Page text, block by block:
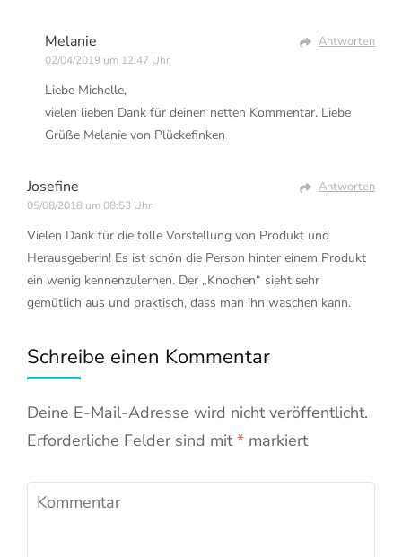
Melanie
02/04/2019 um 12:47 Uhr
Antworten
Liebe Michelle,
vielen lieben Dank für deinen netten Kommentar. Liebe
Grüße Melanie von Plückefinken
Josefine
05/08/2018 um 08:53 Uhr
Antworten
Vielen Dank für die tolle Vorstellung von Produkt und
Herausgeberin! Es ist schön die Person hinter einem Produkt
ein wenig kennenzulernen. Der „Knochen“ sieht sehr
gemütlich aus und praktisch, dass man ihn waschen kann.
Schreibe einen Kommentar
Deine E-Mail-Adresse wird nicht veröffentlicht.
Erforderliche Felder sind mit* markiert
Kommentar